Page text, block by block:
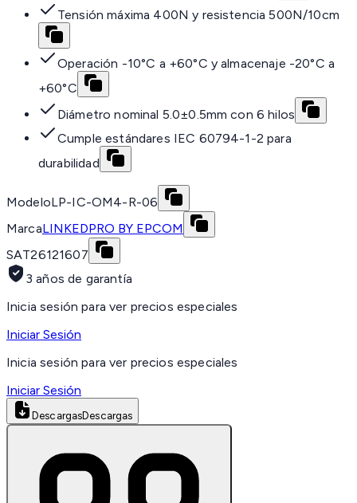
Tensión máxima 400N y resistencia 500N/10cm
Operación -10°C a +60°C y almacenaje -20°C a
+60°C
Diámetro nominal 5.0±0.5mm con 6 hilos
Cumple estándares IEC 60794-1-2 para
durabilidad
ModeloLP-IC-OM4-R-06
MarcaLINKEDPRO BY EPCOM
SAT26121607
3 años de garantía
Inicia sesión para ver precios especiales
Iniciar Sesión
Inicia sesión para ver precios especiales
Iniciar Sesión
DescargasDescargas